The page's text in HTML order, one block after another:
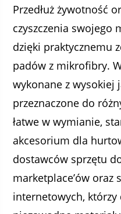
Przedłuż żywotność
czyszczenia swojego
dzięki praktycznemu
padów z mikrofibry.
wykonane z wysokiej
przeznaczone do
łatwe w wymianie,
akcesorium dla
dostawców sprzętu
marketplace’ów oraz
internetowych,